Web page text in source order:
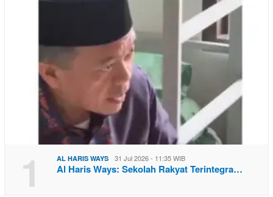
1 AL HARIS WAYS 31 Jul 2026 - 11:35 WIB
Al Haris Ways: Sekolah Rakyat Terintegra…